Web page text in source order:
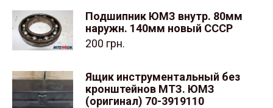
Подшипник ЮМЗ внутр. 80мм
наружн. 140мм новый СССР
200 грн.
Ящик инструментальный без
кронштейнов МТЗ. ЮМЗ
(оригинал) 70-3919110